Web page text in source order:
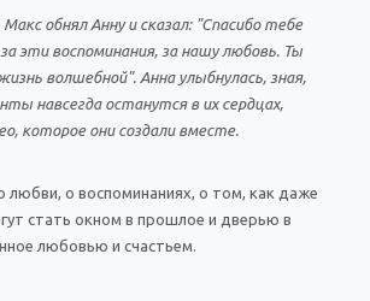
Макс обнял Анну и сказал: "Спасибо тебе
эти воспоминания, за нашу любовь. Ты
волшебной". Анна улыбнулась, зная,
навсегда останутся в их сердцах,
которое они создали вместе.
любви, о воспоминаниях, о том, как даже
стать окном в прошлое и дверью в
любовью и счастьем.